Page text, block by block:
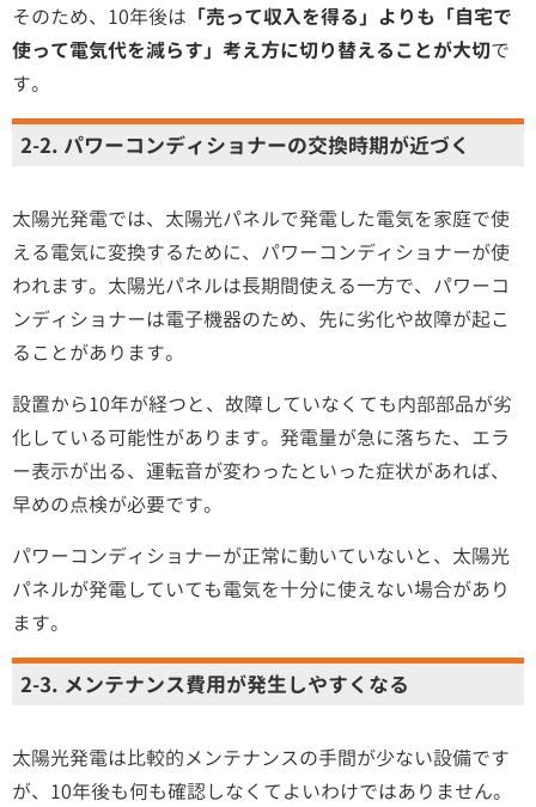
そのため、10年後は 「売って収入を得る」よりも「自宅で
使って電気代を減らす」考え方に切り替えることが大切で
す。
2-2. パワーコンディショナーの交換時期が近づく
太陽光発電では、太陽光パネルで発電した電気を家庭で使
える電気に変換するために、パワーコンディショナーが使
われます。太陽光パネルは長期間使える一方で、パワーコ
ンディショナーは電子機器のため、先に劣化や故障が起こ
ることがあります。
設置から10年が経つと、故障していなくても内部部品が劣
化している可能性があります。発電量が急に落ちた、エラ
ー表示が出る、運転音が変わったといった症状があれば、
早めの点検が必要です。
パワーコンディショナーが正常に動いていないと、太陽光
パネルが発電していても電気を十分に使えない場合があり
ます。
2-3. メンテナンス費用が発生しやすくなる
太陽光発電は比較的メンテナンスの手間が少ない設備です
が、10年後も何も確認しなくてよいわけではありません。